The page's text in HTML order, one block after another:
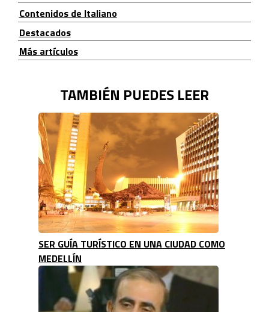
Contenidos de Italiano
Destacados
Más artículos
TAMBIÉN PUEDES LEER
SER GUÍA TURÍSTICO EN UNA CIUDAD COMO
MEDELLÍN